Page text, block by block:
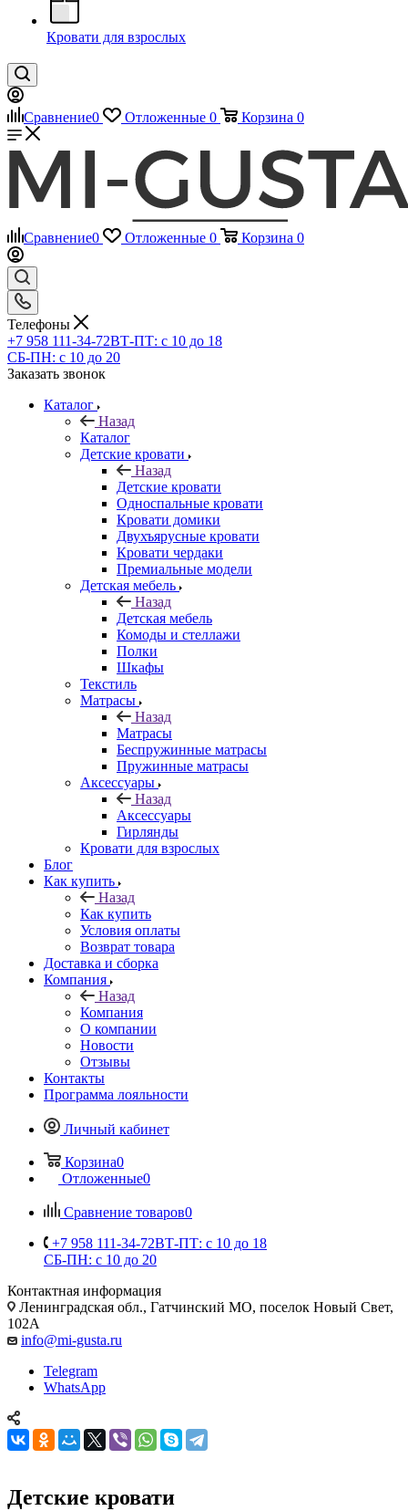
Кровати для взрослых
Сравнение0 Отложенные 0 Корзина 0
Сравнение0 Отложенные 0 Корзина 0
Телефоны
+7 958 111-34-72ВТ-ПТ: с 10 до 18
СБ-ПН: с 10 до 20
Заказать звонок
Каталог
Назад
Каталог
Детские кровати
Назад
Детские кровати
Односпальные кровати
Кровати домики
Двухъярусные кровати
Кровати чердаки
Премиальные модели
Детская мебель
Назад
Детская мебель
Комоды и стеллажи
Полки
Шкафы
Текстиль
Матрасы
Назад
Матрасы
Беспружинные матрасы
Пружинные матрасы
Аксессуары
Назад
Аксессуары
Гирлянды
Кровати для взрослых
Блог
Как купить
Назад
Как купить
Условия оплаты
Возврат товара
Доставка и сборка
Компания
Назад
Компания
О компании
Новости
Отзывы
Контакты
Программа лояльности
Личный кабинет
Корзина0
Отложенные0
Сравнение товаров0
+7 958 111-34-72ВТ-ПТ: с 10 до 18
СБ-ПН: с 10 до 20
Контактная информация
Ленинградская обл., Гатчинский МО, поселок Новый Свет,
102А
info@mi-gusta.ru
Telegram
WhatsApp
Детские кровати